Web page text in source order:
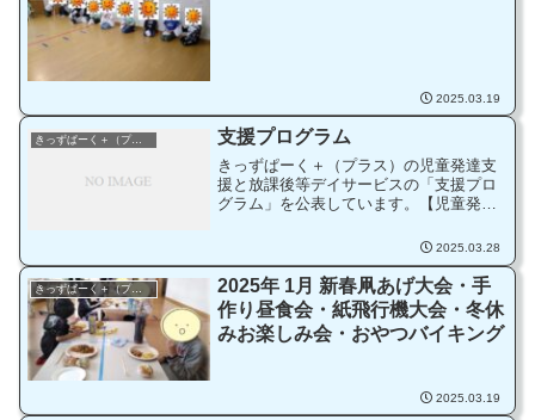
2025.03.19
支援プログラム
きっずぱーく＋（プラス）の児童発達支
援と放課後等デイサービスの「支援プロ
グラム」を公表しています。【児童発達
等デイサービス】支援プログラム（公
表）
2025.03.28
きっずぱーく＋（プラス）
2025年 1月 新春凧あげ大会・手
作り昼食会・紙飛行機大会・冬休
みお楽しみ会・おやつバイキング
2025.03.19